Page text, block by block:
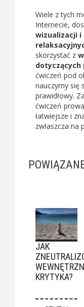
Wiele z tych
Internecie,
wizualizacji
skorzystać z
dotyczących
ćwiczeń pod
nauczymy się
prawidłowy.
ćwiczeń
łatwiejsze i
zwłaszcza na
JAK
KRYTYKA?